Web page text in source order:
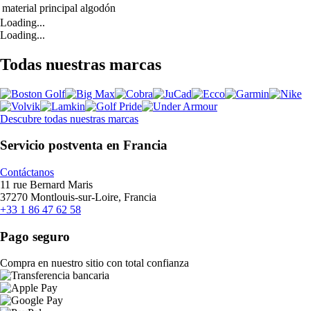
material principal algodón
Loading...
Loading...
Todas nuestras marcas
Descubre todas nuestras marcas
Servicio postventa en Francia
Contáctanos
11 rue Bernard Maris
37270 Montlouis-sur-Loire, Francia
+33 1 86 47 62 58
Pago seguro
Compra en nuestro sitio con total confianza